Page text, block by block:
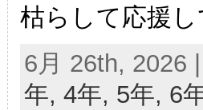
枯らして応援
6月 26th, 2026
年, 4年, 5年, 6